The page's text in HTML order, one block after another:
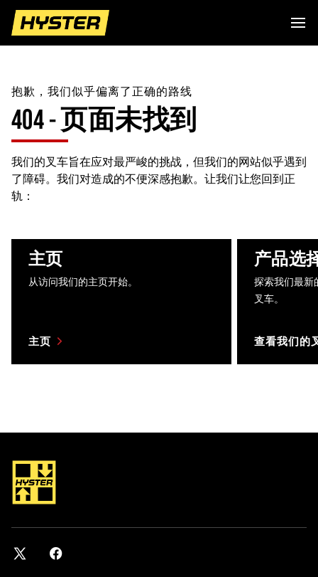
抱歉，我们似乎偏离了正确的路线
404 - 页面未找到
我们的叉车旨在应对最严峻的挑战，但我们的网站似乎遇到
了障碍。我们对造成的不便深感抱歉。让我们让您回到正
轨：
主页
从访问我们的主页开始。
主页
产品选
探索我们最新
叉车。
查看我们的